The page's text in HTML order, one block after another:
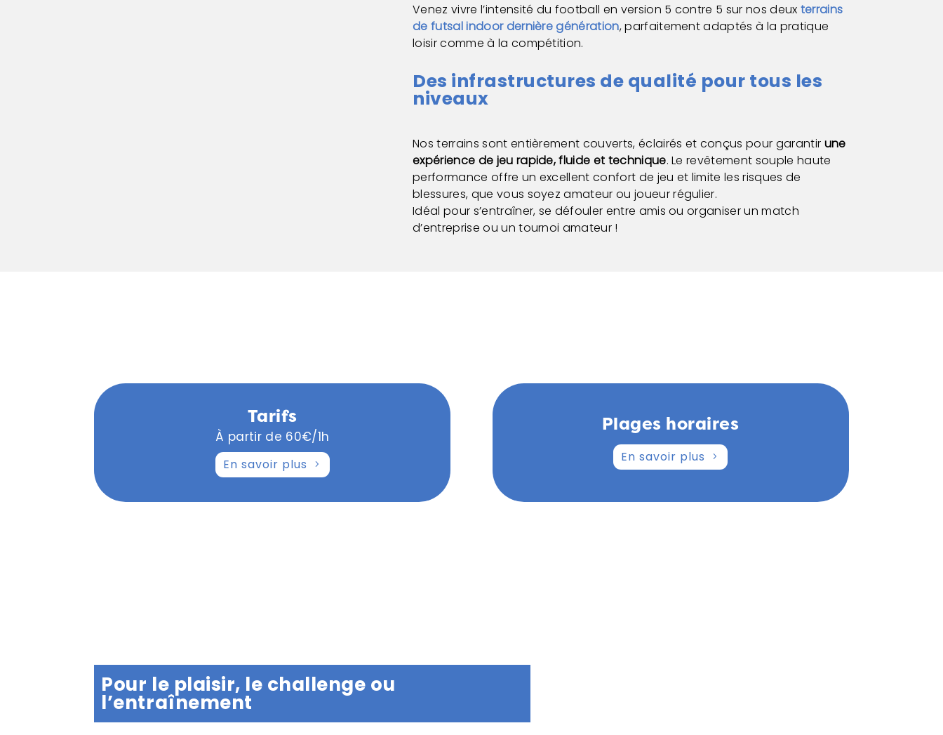
Venez vivre l’intensité du football en version 5 contre 5 sur nos deux terrains
de futsal indoor dernière génération, parfaitement adaptés à la pratique
loisir comme à la compétition.
Des infrastructures de qualité pour tous les
niveaux
Nos terrains sont entièrement couverts, éclairés et conçus pour garantir une
expérience de jeu rapide, fluide et technique. Le revêtement souple haute
performance offre un excellent confort de jeu et limite les risques de
blessures, que vous soyez amateur ou joueur régulier.
Idéal pour s’entraîner, se défouler entre amis ou organiser un match
d’entreprise ou un tournoi amateur !
Tarifs
À partir de 60€/1h
En savoir plus
Plages horaires
En savoir plus
Pour le plaisir, le challenge ou
l’entraînement